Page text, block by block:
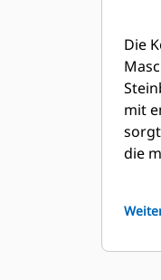
Die
mit
die
um